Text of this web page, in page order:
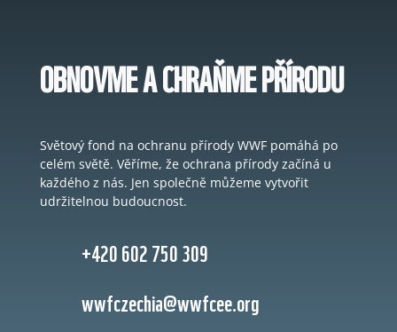
OBNOVME A CHRAŇME PŘÍRODU
Světový fond na ochranu přírody WWF pomáhá po
celém světě. Věříme, že ochrana přírody začíná u
každého z nás. Jen společně můžeme vytvořit
udržitelnou budoucnost.
+420 602 750 309
wwfczechia@wwfcee.org